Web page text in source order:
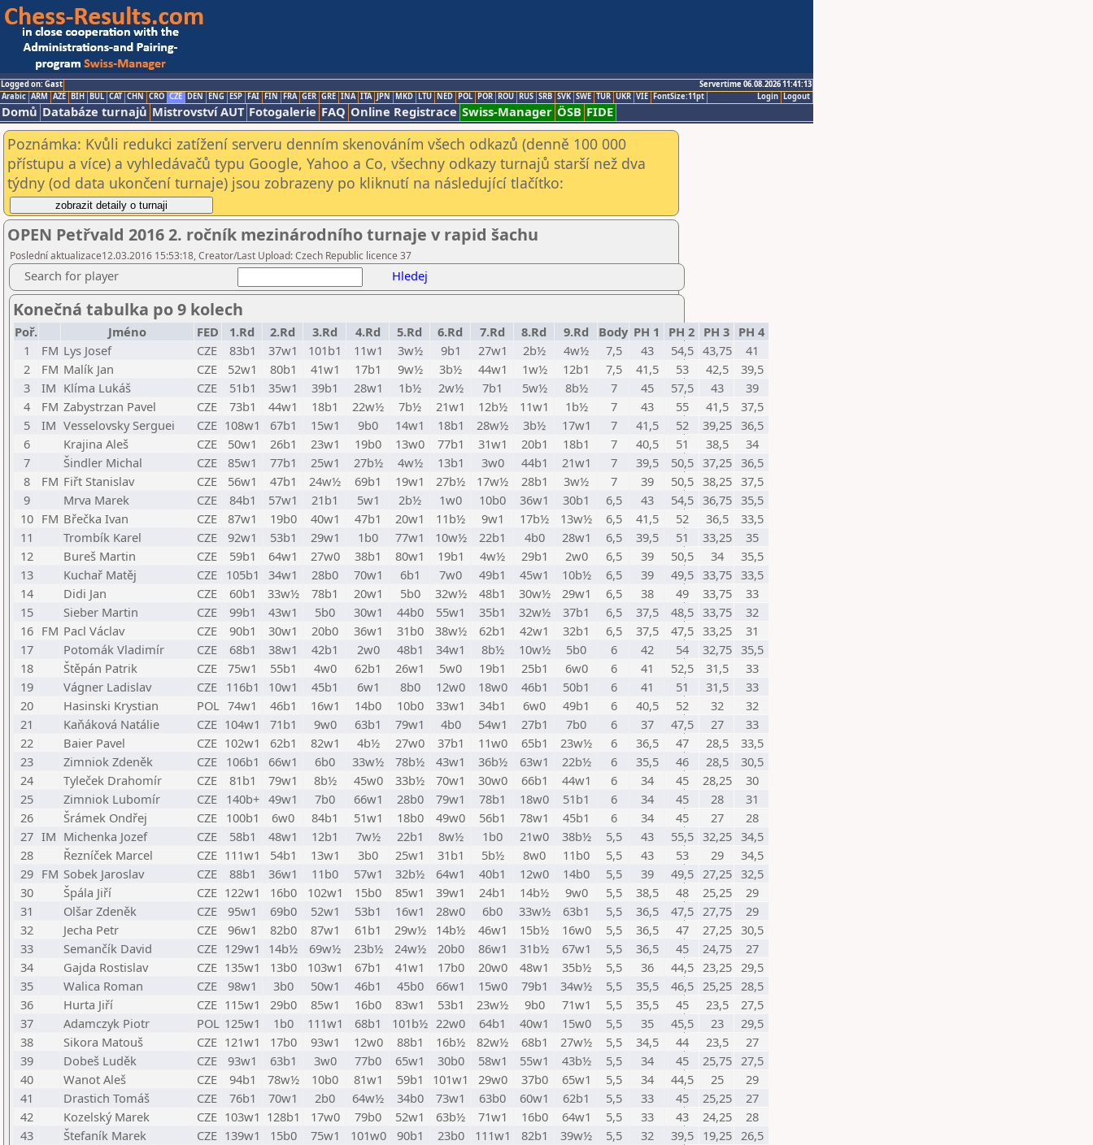
Logged on: Gast
Servertime 06.08.2026 11:41:13
Logout
Login
Arabic ARM AZE BIH BUL CAT CHN CRO CZE DEN ENG ESP FAI FIN FRA GER GRE INA ITA JPN MKD LTU NED POL POR ROU RUS SRB SVK SWE TUR UKR VIE FontSize:11pt
Domů Databáze turnajů Mistrovství AUT Fotogalerie FAQ Online Registrace Swiss-Manager ÖSB FIDE
Poznámka: Kvůli redukci zatížení serveru denním skenováním všech odkazů (denně 100 000
přístupu a více) a vyhledávačů typu Google, Yahoo a Co, všechny odkazy turnajů starší než dva
týdny (od data ukončení turnaje) jsou zobrazeny po kliknutí na následující tlačítko:
OPEN Petřvald 2016 2. ročník mezinárodního turnaje v rapid šachu
Poslední aktualizace12.03.2016 15:53:18, Creator/Last Upload: Czech Republic licence 37
Search for player Hledej
Konečná tabulka po 9 kolech
Poř. Jméno FED 1.Rd 2.Rd 3.Rd 4.Rd 5.Rd 6.Rd 7.Rd 8.Rd 9.Rd Body PH 1 PH 2 PH 3 PH 4
1
FM Lys Josef CZE 83b1 37w1 101b1 11w1 3w½ 9b1 27w1 2b½ 4w½ 7,5 43 54,5 43,75
41
2
FM Malík Jan CZE 52w1 80b1 41w1 17b1 9w½ 3b½ 44w1 1w½ 12b1 7,5 41,5 53 42,5
39,5
3
IM Klíma Lukáš CZE 51b1 35w1 39b1 28w1 1b½ 2w½ 7b1 5w½ 8b½ 7 45 57,5 43
39
4
FM Zabystrzan Pavel CZE 73b1 44w1 18b1 22w½ 7b½ 21w1 12b½ 11w1 1b½ 7 43 55 41,5
37,5
5
IM Vesselovsky Serguei CZE 108w1 67b1 15w1 9b0 14w1 18b1 28w½ 3b½ 17w1 7 41,5 52 39,25 36,5
6
Krajina Aleš CZE 50w1 26b1 23w1 19b0 13w0 77b1 31w1 20b1 18b1 7 40,5 51 38,5
34
7
Šindler Michal CZE 85w1 77b1 25w1 27b½ 4w½ 13b1 3w0 44b1 21w1 7 39,5 50,5 37,25 36,5
8
FM Fiřt Stanislav CZE 56w1 47b1 24w½ 69b1 19w1 27b½ 17w½ 28b1 3w½ 7 39 50,5 38,25 37,5
9
Mrva Marek CZE 84b1 57w1 21b1 5w1 2b½ 1w0 10b0 36w1 30b1 6,5 43 54,5 36,75 35,5
10 FM Břečka Ivan CZE 87w1 19b0 40w1 47b1 20w1 11b½ 9w1 17b½ 13w½ 6,5 41,5 52 36,5
33,5
11
Trombík Karel CZE 92w1 53b1 29w1 1b0 77w1 10w½ 22b1 4b0 28w1 6,5 39,5 51 33,25
35
12
Bureš Martin CZE 59b1 64w1 27w0 38b1 80w1 19b1 4w½ 29b1 2w0 6,5 39 50,5 34
35,5
13
Kuchař Matěj CZE 105b1 34w1 28b0 70w1 6b1 7w0 49b1 45w1 10b½ 6,5 39 49,5 33,75 33,5
14
Didi Jan CZE 60b1 33w½ 78b1 20w1 5b0 32w½ 48b1 30w½ 29w1 6,5 38 49 33,75
33
15
Sieber Martin CZE 99b1 43w1 5b0 30w1 44b0 55w1 35b1 32w½ 37b1 6,5 37,5 48,5 33,75
32
16 FM Pacl Václav CZE 90b1 30w1 20b0 36w1 31b0 38w½ 62b1 42w1 32b1 6,5 37,5 47,5 33,25
31
17
Potomák Vladimír CZE 68b1 38w1 42b1 2w0 48b1 34w1 8b½ 10w½ 5b0 6 42 54 32,75 35,5
18
Štěpán Patrik CZE 75w1 55b1 4w0 62b1 26w1 5w0 19b1 25b1 6w0 6 41 52,5 31,5
33
19
Vágner Ladislav CZE 116b1 10w1 45b1 6w1 8b0 12w0 18w0 46b1 50b1 6 41 51 31,5
33
20
Hasinski Krystian POL 74w1 46b1 16w1 14b0 10b0 33w1 34b1 6w0 49b1 6 40,5 52 32
32
21
Kaňáková Natálie CZE 104w1 71b1 9w0 63b1 79w1 4b0 54w1 27b1 7b0 6 37 47,5 27
33
22
Baier Pavel CZE 102w1 62b1 82w1 4b½ 27w0 37b1 11w0 65b1 23w½ 6 36,5 47 28,5
33,5
23
Zimniok Zdeněk CZE 106b1 66w1 6b0 33w½ 78b½ 43w1 36b½ 63w1 22b½ 6 35,5 46 28,5
30,5
24
Tyleček Drahomír CZE 81b1 79w1 8b½ 45w0 33b½ 70w1 30w0 66b1 44w1 6 34 45 28,25
30
25
Zimniok Lubomír CZE 140b+ 49w1 7b0 66w1 28b0 79w1 78b1 18w0 51b1 6 34 45 28
31
26
Šrámek Ondřej CZE 100b1 6w0 84b1 51w1 18b0 49w0 56b1 78w1 45b1 6 34 45 27
28
27 IM Michenka Jozef CZE 58b1 48w1 12b1 7w½ 22b1 8w½ 1b0 21w0 38b½ 5,5 43 55,5 32,25 34,5
28
Řezníček Marcel CZE 111w1 54b1 13w1 3b0 25w1 31b1 5b½ 8w0 11b0 5,5 43 53 29
34,5
29 FM Sobek Jaroslav CZE 88b1 36w1 11b0 57w1 32b½ 64w1 40b1 12w0 14b0 5,5 39 49,5 27,25 32,5
30
Špála Jiří CZE 122w1 16b0 102w1 15b0 85w1 39w1 24b1 14b½ 9w0 5,5 38,5 48 25,25
29
31
Olšar Zdeněk CZE 95w1 69b0 52w1 53b1 16w1 28w0 6b0 33w½ 63b1 5,5 36,5 47,5 27,75
29
32
Jecha Petr CZE 96w1 82b0 87w1 61b1 29w½ 14b½ 46w1 15b½ 16w0 5,5 36,5 47 27,25 30,5
33
Semančík David CZE 129w1 14b½ 69w½ 23b½ 24w½ 20b0 86w1 31b½ 67w1 5,5 36,5 45 24,75
27
34
Gajda Rostislav CZE 135w1 13b0 103w1 67b1 41w1 17b0 20w0 48w1 35b½ 5,5 36 44,5 23,25 29,5
35
Walica Roman CZE 98w1 3b0 50w1 46b1 45b0 66w1 15w0 79b1 34w½ 5,5 35,5 46,5 25,25 28,5
36
Hurta Jiří CZE 115w1 29b0 85w1 16b0 83w1 53b1 23w½ 9b0 71w1 5,5 35,5 45 23,5
27,5
37
Adamczyk Piotr POL 125w1 1b0 111w1 68b1 101b½ 22w0 64b1 40w1 15w0 5,5 35 45,5 23
29,5
38
Sikora Matouš CZE 121w1 17b0 93w1 12w0 88b1 16b½ 82w½ 68b1 27w½ 5,5 34,5 44 23,5
27
39
Dobeš Luděk CZE 93w1 63b1 3w0 77b0 65w1 30b0 58w1 55w1 43b½ 5,5 34 45 25,75 27,5
40
Wanot Aleš CZE 94b1 78w½ 10b0 81w1 59b1 101w1 29w0 37b0 65w1 5,5 34 44,5 25
29
41
Drastich Tomáš CZE 76b1 70w1 2b0 64w½ 34b0 73w1 63b0 60w1 62b1 5,5 33 45 25,25
27
42
Kozelský Marek CZE 103w1 128b1 17w0 79b0 52w1 63b½ 71w1 16b0 64w1 5,5 33 43 24,25
28
43
Štefaník Marek CZE 139w1 15b0 75w1 101w0 90b1 23b0 111w1 82b1 39w½ 5,5 32 39,5 19,25 26,5